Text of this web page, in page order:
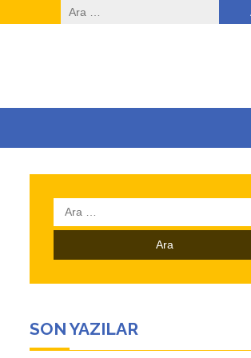
Arama:
Arama:
SON YAZILAR